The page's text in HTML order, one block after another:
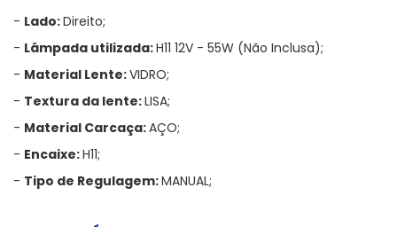
- Lado:Direito;
- Lâmpada utilizada:H11 12V - 55W (Não Inclusa);
- Material Lente:VIDRO;
- Textura da lente:LISA;
- Material Carcaça:AÇO;
- Encaixe:H11;
- Tipo de Regulagem:MANUAL;